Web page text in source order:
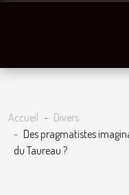
Accueil
Divers
Des pragmatistes
du Taureau ?